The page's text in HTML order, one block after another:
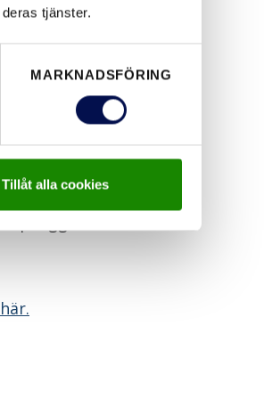
tjänster.
MARKNADSFÖRING
Tillåt alla cookies
med
(122 mm för
sig av
går även att
hela vägen